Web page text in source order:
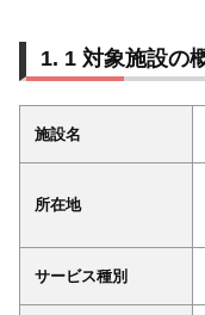
1 対象施設の
施設名
所在地
サービス種別